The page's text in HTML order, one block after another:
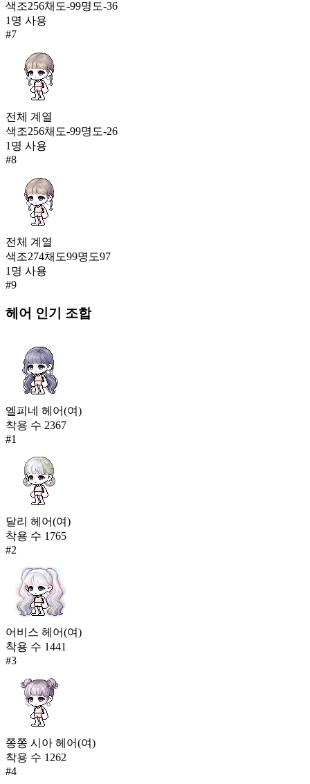
색조256채도-99명도-36
1 명 사용
#7
전체 계열
색조256채도-99명도-26
1 명 사용
#8
전체 계열
색조274채도99명도97
1 명 사용
#9
헤어 인기 조합
엘피네 헤어(여)
착용 수 2367
#1
달리 헤어(여)
착용 수 1765
#2
어비스 헤어(여)
착용 수 1441
#3
쫑쫑 시아 헤어(여)
착용 수 1262
#4